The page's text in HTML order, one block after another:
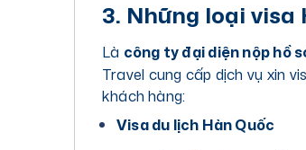
3. Những loại
Là công ty đại diện nộp hồ
Travel cung cấp dịch vụ xin
khách hàng:
Visa du lịch Hàn Quốc